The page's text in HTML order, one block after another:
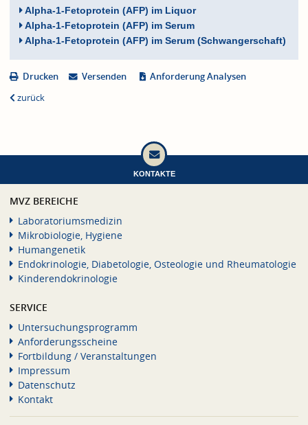
Alpha-1-Fetoprotein (AFP) im Liquor
Alpha-1-Fetoprotein (AFP) im Serum
Alpha-1-Fetoprotein (AFP) im Serum (Schwangerschaft)
Drucken Versenden
Anforderung Analysen
zurück
KONTAKTE
MVZ BEREICHE
Laboratoriumsmedizin
Mikrobiologie, Hygiene
Humangenetik
Endokrinologie, Diabetologie, Osteologie und Rheumatologie
Kinderendokrinologie
SERVICE
Untersuchungsprogramm
Anforderungsscheine
Fortbildung / Veranstaltungen
Impressum
Datenschutz
Kontakt